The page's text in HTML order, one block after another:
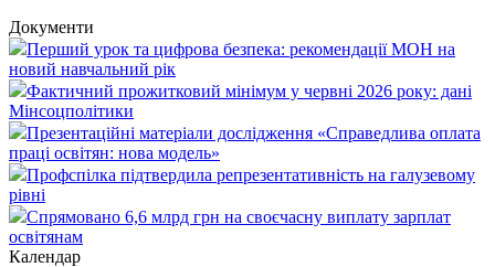
Документи
Перший урок та цифрова безпека: рекомендації МОН на
новий навчальний рік
Фактичний прожитковий мінімум у червні 2026 року: дані
Мінсоцполітики
Презентаційні матеріали дослідження «Справедлива оплата
праці освітян: нова модель»
Профспілка підтвердила репрезентативність на галузевому
рівні
Спрямовано 6,6 млрд грн на своєчасну виплату зарплат
освітянам
Календар